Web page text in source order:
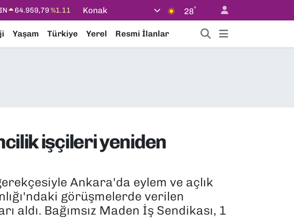
47,7436%0.18
55,2510%0.32
64,4811%0.38
Konak 28°
Yaşam Türkiye Yerel Resmi İlanlar
işçileri yeniden
Ankara'da eylem ve açlık
görüşmelerde verilen
aldı. Bağımsız Maden İş Sendikası, 1